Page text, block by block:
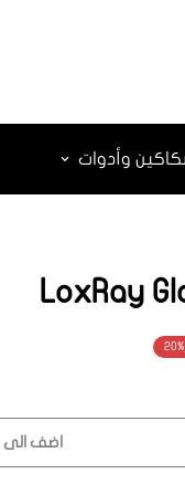
وأدوات
LoxRay
20%
اضف الى